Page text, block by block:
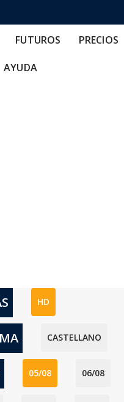
FUTUROS PRECIOS
AYUDA
HD
CASTELLANO
05/08 06/08